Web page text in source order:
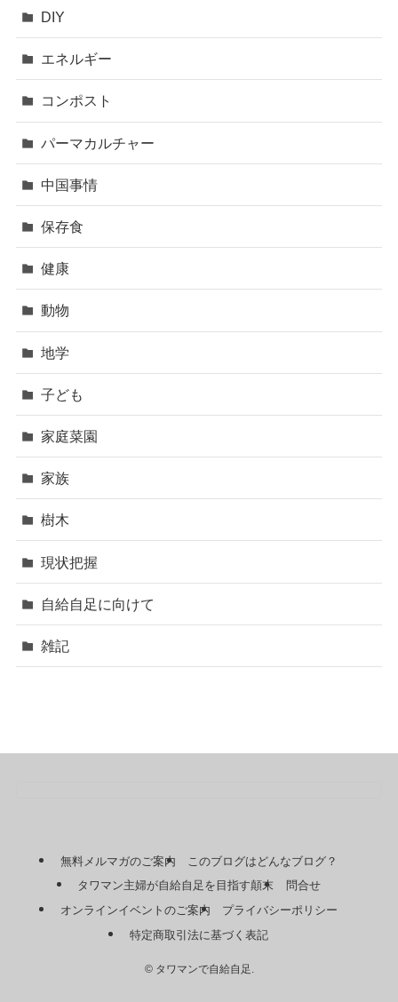
DIY
エネルギー
コンポスト
パーマカルチャー
中国事情
保存食
健康
動物
地学
子ども
家庭菜園
家族
樹木
現状把握
自給自足に向けて
雑記
無料メルマガのご案内
このブログはどんなブログ？
タワマン主婦が自給自足を目指す顛末
問合せ
オンラインイベントのご案内
プライバシーポリシー
特定商取引法に基づく表記
©タワマンで自給自足.